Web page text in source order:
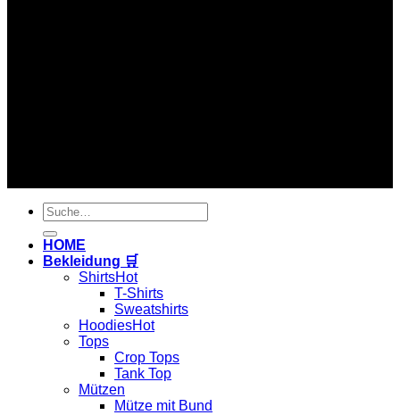
Suche
nach:
HOME
Bekleidung 🛒
Shirts
T-Shirts
Sweatshirts
Hoodies
Tops
Crop Tops
Tank Top
Mützen
Mütze mit Bund